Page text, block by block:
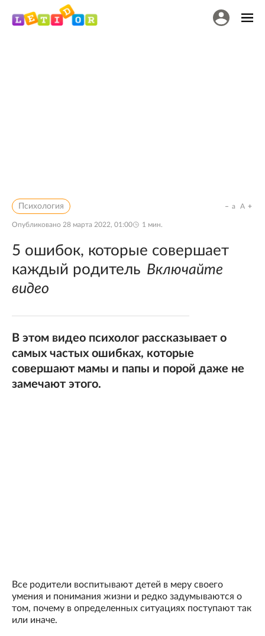
Психология
Опубликовано 28 марта 2022, 01:00 1 мин.
a A
5 ошибок, которые совершает
каждый родитель Включайте
видео
В этом видео психолог рассказывает о
самых частых ошибках, которые
совершают мамы и папы и порой даже не
замечают этого.
Все родители воспитывают детей в меру своего
умения и понимания жизни и редко задумываются о
том, почему в определенных ситуациях поступают так
или иначе.